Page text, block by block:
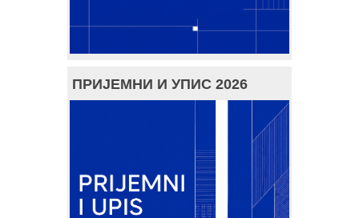
ПРИЈЕМНИ И УПИС 2026